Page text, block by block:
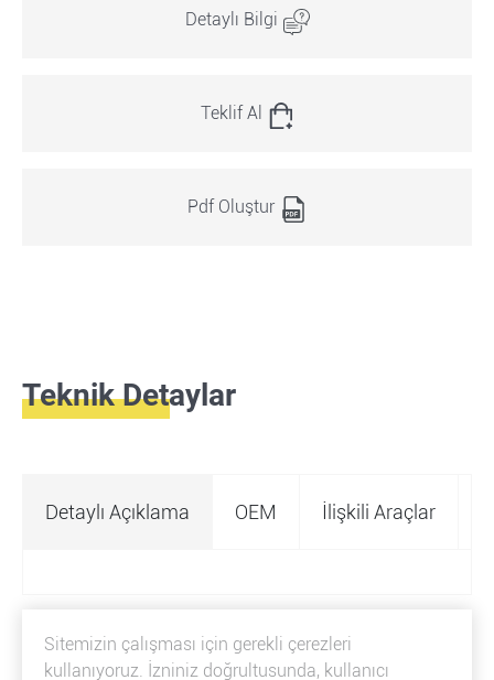
Detaylı Bilgi
Teklif Al
Pdf Oluştur
Teknik Detaylar
Detaylı Açıklama OEM İlişkili Araçlar
Sitemizin çalışması için gerekli çerezleri
kullanıyoruz. İzniniz doğrultusunda, kullanıcı